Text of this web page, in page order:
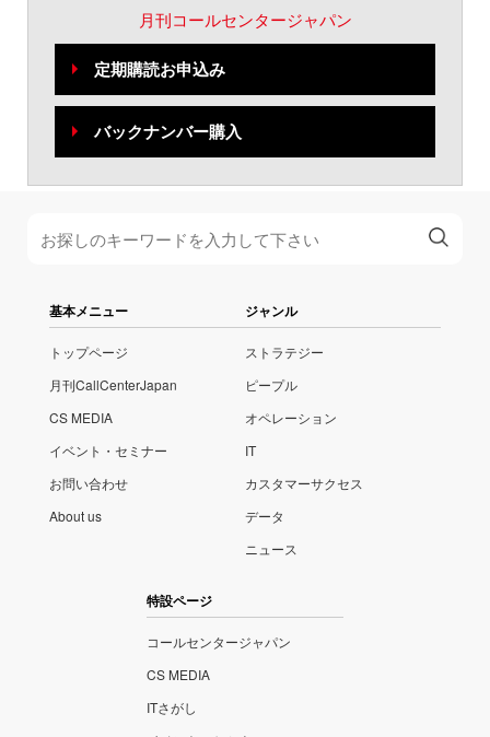
月刊コールセンタージャパン
定期購読お申込み
バックナンバー購入
基本メニュー
トップページ
月刊CallCenterJapan
CS MEDIA
イベント・セミナー
お問い合わせ
About us
ジャンル
ストラテジー
ピープル
オペレーション
IT
カスタマーサクセス
データ
ニュース
特設ページ
コールセンタージャパン
CS MEDIA
ITさがし